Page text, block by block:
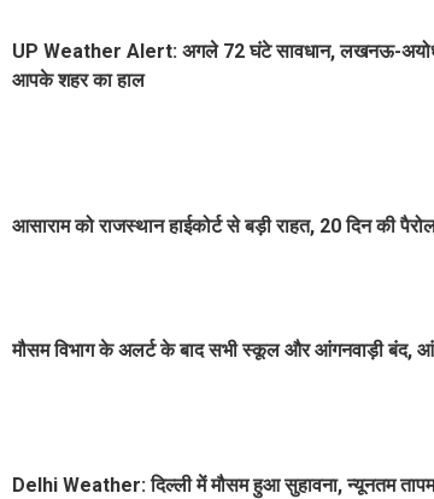
UP Weather Alert: अगले 72 घंटे सावधान, लखनऊ-अयोध्या
आपके शहर का हाल
आसाराम को राजस्थान हाईकोर्ट से बड़ी राहत, 20 दिन की
मौसम विभाग के अलर्ट के बाद सभी स्कूल और आंगनवाड़ी बंद,
Delhi Weather: दिल्ली में मौसम हुआ सुहावना, न्यूनतम